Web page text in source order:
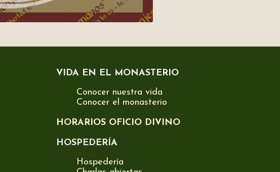
VIDA EN EL MONASTERIO
Conocer nuestra vida
Conocer el monasterio
HORARIOS OFICIO DIVINO
HOSPEDERÍA
Hospedería